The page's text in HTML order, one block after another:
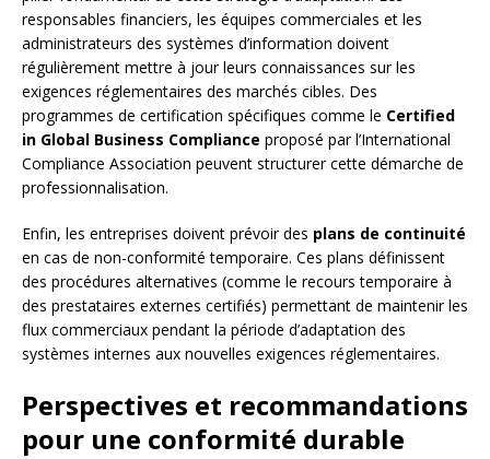
responsables financiers, les équipes commerciales et les
administrateurs des systèmes d’information doivent
régulièrement mettre à jour leurs connaissances sur les
exigences réglementaires des marchés cibles. Des
programmes de certification spécifiques comme le Certified
in Global Business Compliance proposé par l’International
Compliance Association peuvent structurer cette démarche de
professionnalisation.
Enfin, les entreprises doivent prévoir des plans de continuité
en cas de non-conformité temporaire. Ces plans définissent
des procédures alternatives (comme le recours temporaire à
des prestataires externes certifiés) permettant de maintenir les
flux commerciaux pendant la période d’adaptation des
systèmes internes aux nouvelles exigences réglementaires.
Perspectives et recommandations
pour une conformité durable